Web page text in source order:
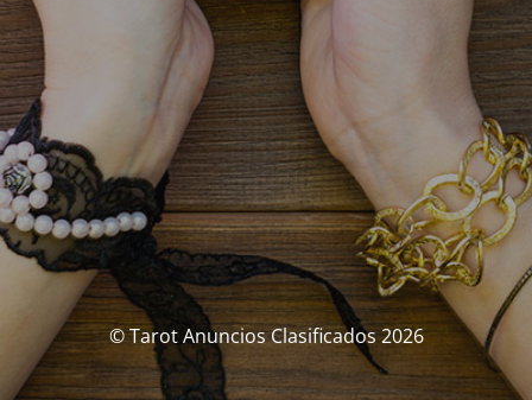
© Tarot Anuncios Clasificados 2026